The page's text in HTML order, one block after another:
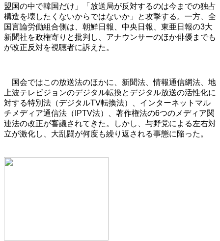
盟国の中で韓国だけ」「放送局が反対するのは今までの独占
構造を壊したくないからではないか」と攻撃する。一方、全
国言論労働組合側は、朝鮮日報、中央日報、東亜日報の3大
新聞社を政権寄りと批判し、アナウンサーのほか俳優までも
が改正反対を視聴者に訴えた。
国会ではこの放送法のほかに、新聞法、情報通信網法、地
上波テレビジョンのデジタル転換とデジタル放送の活性化に
対する特別法（デジタルTV転換法）、インターネットマル
チメディア通信法（IPTV法）、著作権法の6つのメディア関
連法の改正が審議されてきた。しかし、与野党による左右対
立が激化し、大乱闘が何度も繰り返される事態に陥った。